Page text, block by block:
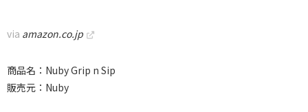
via amazon.co.jp
商品名：Nuby Grip n Sip
販売元：Nuby